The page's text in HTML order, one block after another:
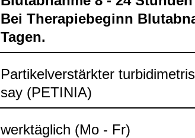
Bei The­ra­pie­be­ginn
Tagen.
Par­ti­kel­ver­stärk­ter
say (PETI­NIA)
werk­täg­lich (Mo - Fr)